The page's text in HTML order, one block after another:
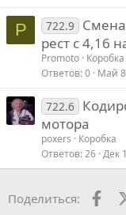
P 722.9
Смена
рест с 4,16
Promoto Коробка
Ответов 0 Май
722.6
мотора
poxers
Коробка
Ответов 26 Дек
Поделиться: